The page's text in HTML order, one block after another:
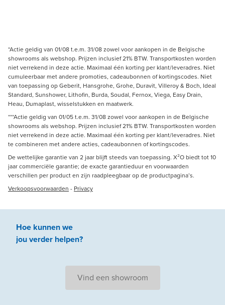
*Actie geldig van 01/08 t.e.m. 31/08 zowel voor aankopen in de Belgische
showrooms als webshop. Prijzen inclusief 21% BTW. Transportkosten worden
niet verrekend in deze actie. Maximaal één korting per klant/leveradres. Niet
cumuleerbaar met andere promoties, cadeaubonnen of kortingscodes. Niet
van toepassing op Geberit, Hansgrohe, Grohe, Duravit, Villeroy & Boch, Ideal
Standard, Sunshower, Lithofin, Burda, Soudal, Fernox, Viega, Easy Drain,
Heau, Dumaplast, wisselstukken en maatwerk.
***Actie geldig van 01/05 t.e.m. 31/08 zowel voor aankopen in de Belgische
showrooms als webshop. Prijzen inclusief 21% BTW. Transportkosten worden
niet verrekend in deze actie. Maximaal één korting per klant/leveradres. Niet
te combineren met andere acties, cadeaubonnen of kortingscodes.
De wettelijke garantie van 2 jaar blijft steeds van toepassing. X²O biedt tot 10
jaar commerciële garantie; de exacte garantieduur en voorwaarden
verschillen per product en zijn raadpleegbaar op de productpagina’s.
Verkoopsvoorwaarden - Privacy
Hoe kunnen we
jouverder helpen?
Vind een showroom